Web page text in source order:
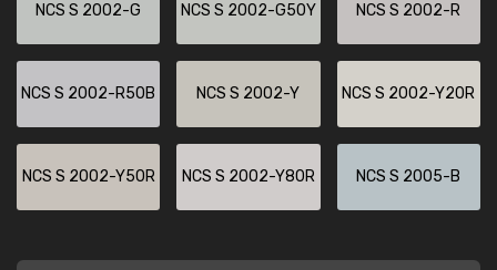
NCS S 2002-G NCS S 2002-G50Y NCS S 2002-R
NCS S 2002-R50B NCS S 2002-Y NCS S 2002-Y20R
NCS S 2002-Y50R NCS S 2002-Y80R NCS S 2005-B